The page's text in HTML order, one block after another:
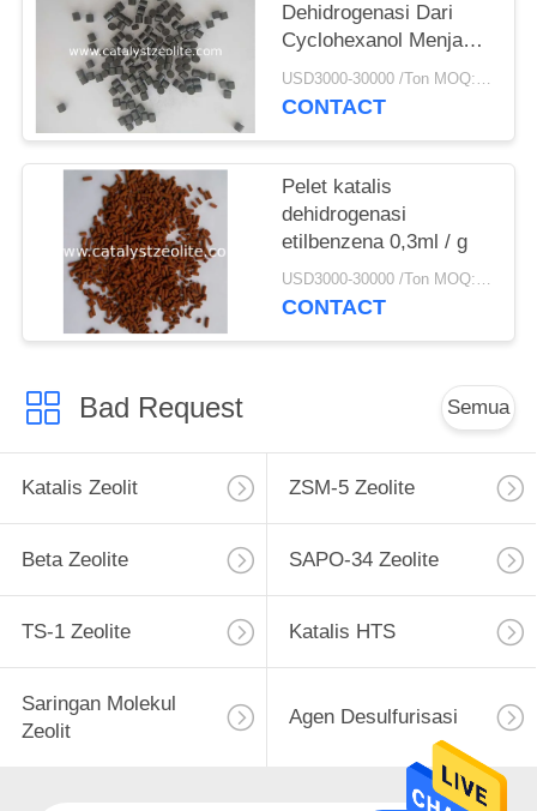
Dehidrogenasi Dari
Cyclohexanol Menjadi
Cyclohexanone
USD3000-30000 /Ton MOQ:1 KG
CONTACT
Pelet katalis
dehidrogenasi
etilbenzena 0,3ml / g
USD3000-30000 /Ton MOQ:1 KG
CONTACT
Bad Request Semua
Katalis Zeolit ZSM-5 Zeolite
Beta Zeolite SAPO-34 Zeolite
TS-1 Zeolite Katalis HTS
Saringan Molekul
Zeolit
Agen Desulfurisasi